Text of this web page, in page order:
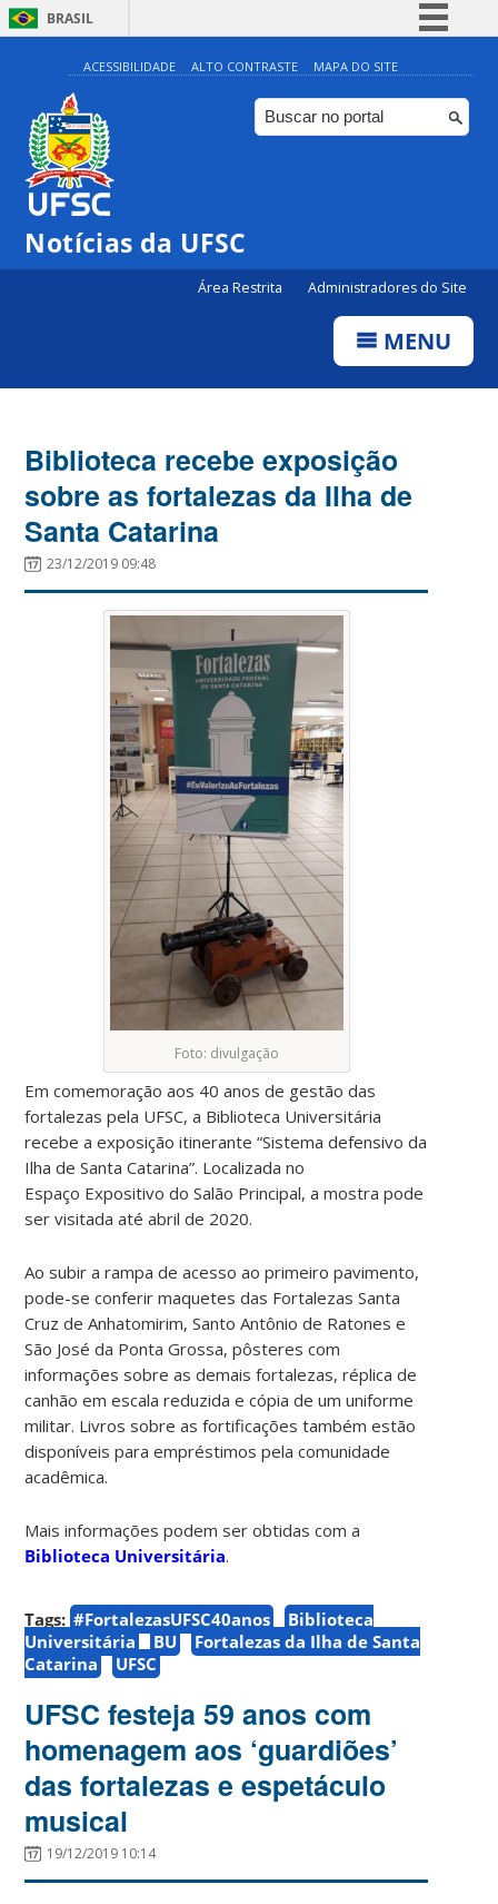
BRASIL
Simplifique!
Comunica BR
Participe
ACESSIBILIDADE ALTO CONTRASTE MAPA DO SITE
Notícias da UFSC
Área Restrita Administradores do Site
MENU
Biblioteca recebe exposição
sobre as fortalezas da Ilha de
Santa Catarina
23/12/2019 09:48
Foto: divulgação
Em comemoração aos 40 anos de gestão das
fortalezas pela UFSC, a Biblioteca Universitária
recebe a exposição itinerante “Sistema defensivo da
Ilha de Santa Catarina”. Localizada no
Espaço Expositivo do Salão Principal, a mostra pode
ser visitada até abril de 2020.
Ao subir a rampa de acesso ao primeiro pavimento,
pode-se conferir maquetes das Fortalezas Santa
Cruz de Anhatomirim, Santo Antônio de Ratones e
São José da Ponta Grossa, pôsteres com
informações sobre as demais fortalezas, réplica de
canhão em escala reduzida e cópia de um uniforme
militar. Livros sobre as fortificações também estão
disponíveis para empréstimos pela comunidade
acadêmica.
Mais informações podem ser obtidas com a
Biblioteca Universitária.
Tags: #FortalezasUFSC40anos
Biblioteca
Universitária
BU
Fortalezas da Ilha de Santa
Catarina
UFSC
UFSC festeja 59 anos com
homenagem aos ‘guardiões’
das fortalezas e espetáculo
musical
19/12/2019 10:14